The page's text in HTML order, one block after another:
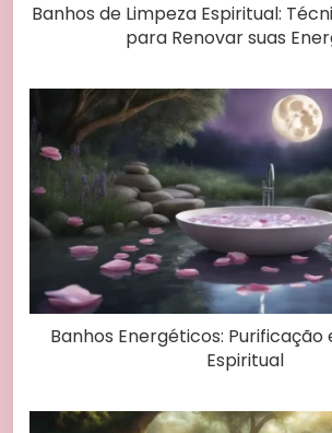
Banhos de Limpeza Espiritual:
para Renovar suas
Banhos Energéticos: Purificação
Espiritual